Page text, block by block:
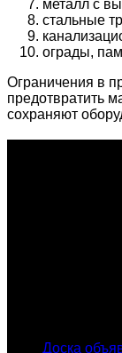
металл с
стальные
ограды,
Ограничения в
предотвратить
сохраняют
Доска